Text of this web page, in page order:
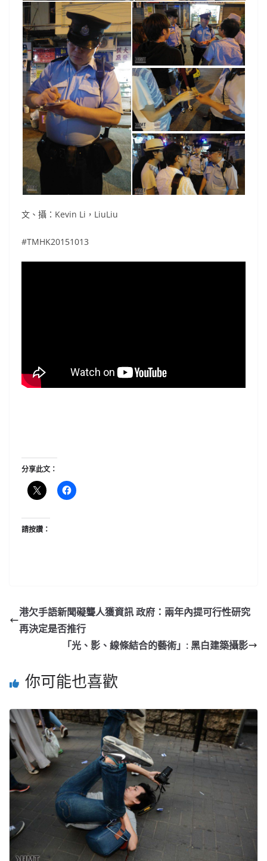
文、攝：Kevin Li，LiuLiu
#TMHK20151013
分享此文：
請按讚：
港欠手語新聞礙聾人獲資訊 政府：兩年內提可行性研究
再決定是否推行
「光、影、線條結合的藝術」: 黑白建築攝影
你可能也喜歡